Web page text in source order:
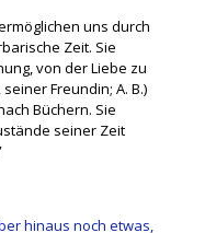
uns durch
Zeit. Sie
von der Liebe zu
Freundin; A. B.)
Büchern. Sie
seiner Zeit
hinaus noch etwas,